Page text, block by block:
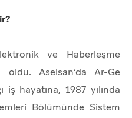
ve Haberleşme
Aselsan’da Ar-Ge
iş hayatına, 1987 yılında
Bölümünde Sistem